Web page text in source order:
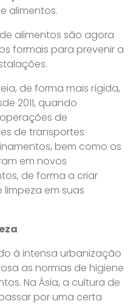
alimentos.
alimentos são agora
formais para prevenir a
de forma mais rígida,
2011, quando
de
de transportes
bem como os
em novos
de forma a criar
em suas
à intensa urbanização
as normas de higiene
Na Ásia, a cultura de
por uma certa